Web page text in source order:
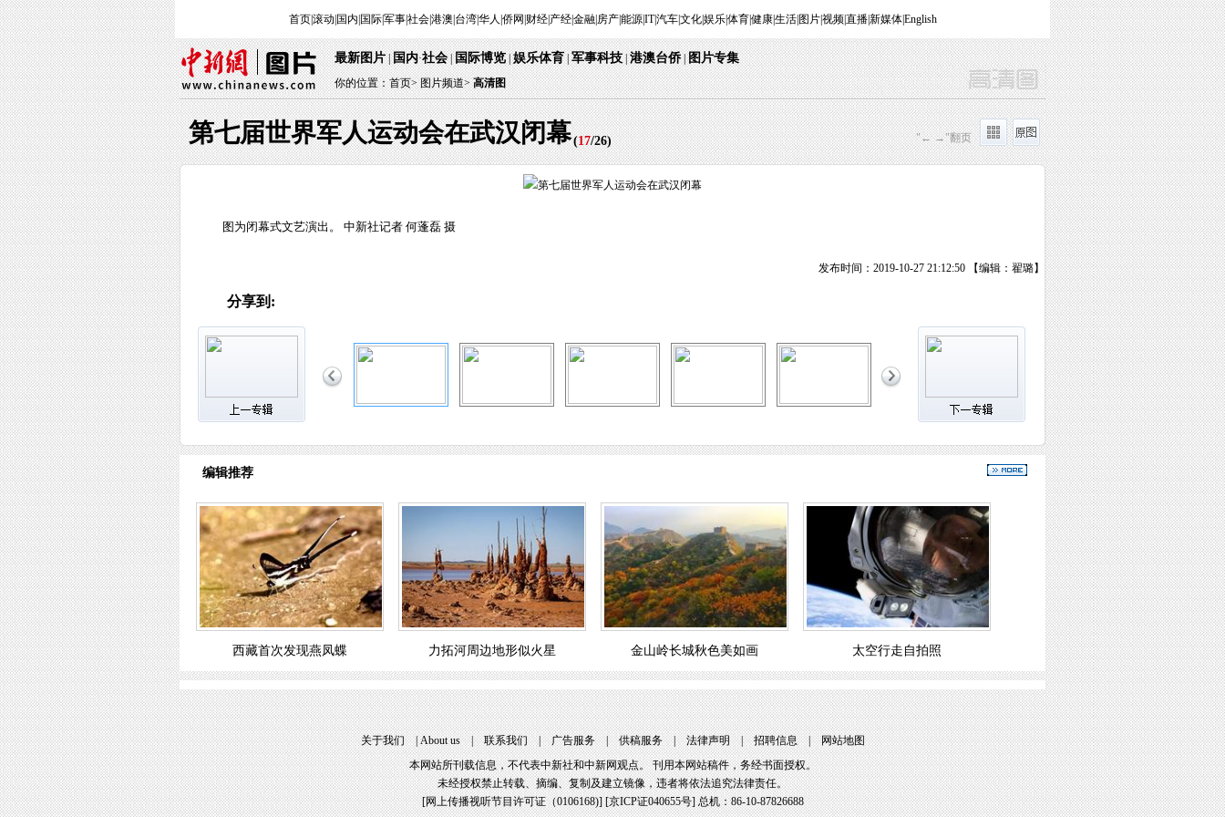
首页|滚动 国内 国际|军事|社会|港澳 台湾|华人 侨网 财经| 产经|金融| 房产|能源|IT|汽车|文化|娱乐|体育|健康|生活| 图片|视频|直播|新媒体|English
最新图片|国内·社会|国际博览|娱乐体育 |军事科技|港澳台侨|图片专集
你的位置：首页>图片频道> 高清图
第七届世界军人运动会在武汉闭幕(17/26) "← →"翻页
图为闭幕式文艺演出。 中新社记者 何蓬磊 摄
发布时间：2019-10-27 21:12:50 【编辑：翟璐】
分享到:
编辑推荐
西藏首次发现燕凤蝶 力拓河周边地形似火星 金山岭长城秋色美如画 太空行走自拍照
关于我们|About us|联系我们|广告服务|供稿服务|法律声明|招聘信息|网站地图
本网站所刊载信息，不代表中新社和中新网观点。 刊用本网站稿件，务经书面授权。
未经授权禁止转载、摘编、复制及建立镜像，违者将依法追究法律责任。
[网上传播视听节目许可证（0106168)] [京ICP证040655号] 总机：86-10-87826688